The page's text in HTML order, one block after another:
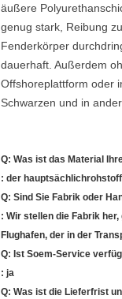
äußere
genug stark, Reibung
Fenderkörper
dauerhaft. Außerdem
Offshoreplattform oder
Schwarzen und in
Q: Was ist das Material
: der
Q: Sind Sie Fabrik oder
: Wir stellen die Fabrik
Flughafen, der in der
Q: Ist Soem-Service
: ja
Q: Was ist die Lieferfrist